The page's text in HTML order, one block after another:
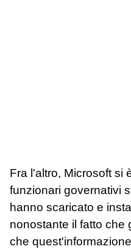
Fra l'altro, Microsoft si
funzionari governativi
hanno scaricato e
nonostante il fatto che
che